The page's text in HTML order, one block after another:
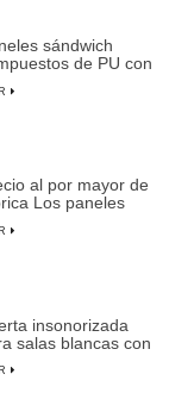
sándwich
de PU con
y
al por mayor de
Los paneles
duraderos de
insonorizada
salas blancas con
de